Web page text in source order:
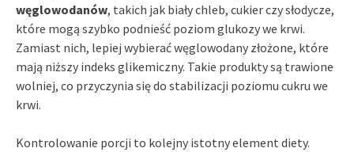
węglowodanów, takich jak biały chleb, cukier czy słodycze,
które mogą szybko podnieść poziom glukozy we krwi.
Zamiast nich, lepiej wybierać węglowodany złożone, które
mają niższy indeks glikemiczny. Takie produkty są trawione
wolniej, co przyczynia się do stabilizacji poziomu cukru we
krwi.
Kontrolowanie porcji to kolejny istotny element diety.